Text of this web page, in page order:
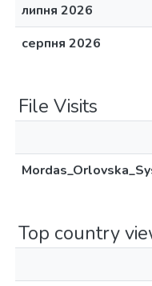
липня 2026
серпня 2026
File Visits
Top country